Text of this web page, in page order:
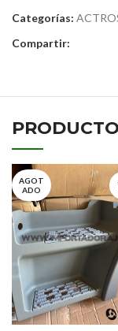
Categorías:
Compartir:
AGOT
ADO